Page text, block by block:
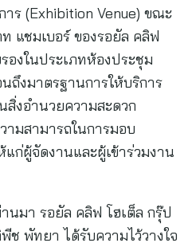
ร (Exhibition Venue) ขณะ
แชมเบอร์ ของรอยัล คลิฟ
องในประเภทห้องประชุม
ถึงมาตรฐานการให้บริการ
งอำนวยความสะดวก
มสามารถในการมอบ
ก่ผู้จัดงานและผู้เข้าร่วมงาน
นมา รอยัล คลิฟ โฮเต็ล กรุ๊ป
พัทยา ได้รับความไว้วางใจ